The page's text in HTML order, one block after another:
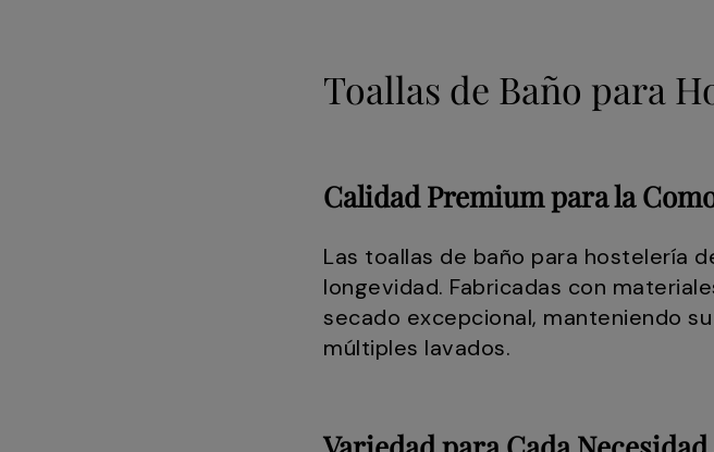
Toallas de Baño para
Calidad Premium para la
Las toallas de baño para hostelería
longevidad. Fabricadas con
secado excepcional, manteniendo
múltiples lavados.